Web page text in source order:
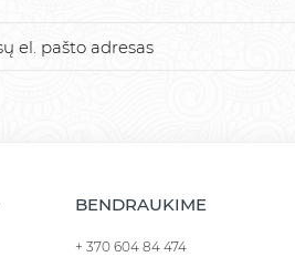
BENDRAUKIME
+ 370 604 84 474